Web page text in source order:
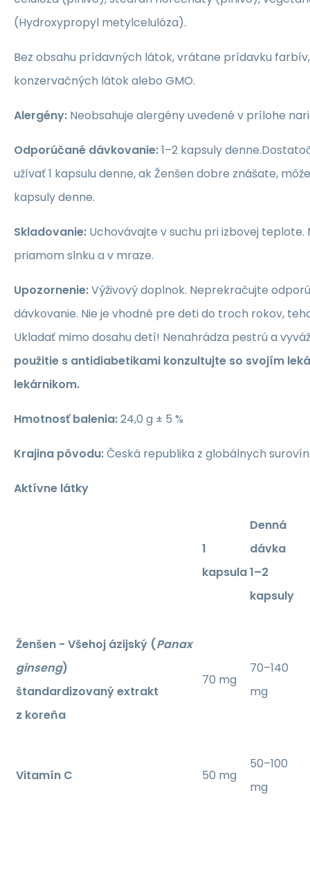
(Hydroxypropyl metylcelulóza).
Bez obsahu prídavných látok, vrátane prídavku
konzervačných látok alebo GMO.
Alergény: Neobsahuje alergény uvedené v prílohe
Odporúčané dávkovanie:1–2 kapsuly
užívať 1 kapsulu denne, ak Ženšen dobre znášate,
kapsuly denne.
Skladovanie: Uchovávajte v suchu pri izbovej teplote.
priamom slnku a v mraze.
Upozornenie:Výživový doplnok. Neprekračujte
dávkovanie. Nie je vhodné pre deti do troch rokov,
Ukladať mimo dosahu detí! Nenahrádza pestrú a
použitie s antidiabetikami konzultujte so svojím
lekárnikom.
Hmotnosť balenia:24,0 g ± 5 %
Krajina pôvodu:Česká republika z globálnych surovín
Aktívne látky
1
kapsula
Denná
dávka
1–2
kapsuly
Ženšen - Všehoj ázijský (Panax
ginseng)
štandardizovaný extrakt
z koreňa
70 mg
70–140
mg
Vitamín C 50 mg
50–100
mg